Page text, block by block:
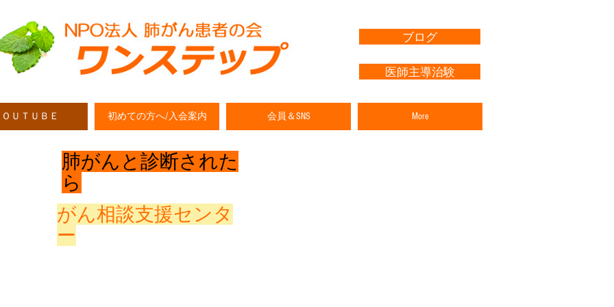
ブログ
医師主導治験
ＵＴＵＢＥ 初めての方へ/入会案内 会員＆SNS More
​肺がんと診断された
ら
​がん相談支援センタ
ー